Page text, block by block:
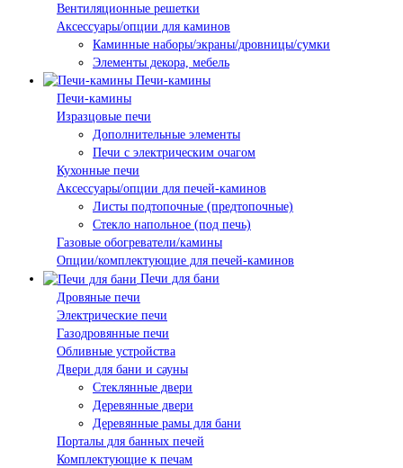
Вентиляционные решетки
Аксессуары/опции для каминов
Каминные наборы/экраны/дровницы/сумки
Элементы декора, мебель
Печи-камины
Печи-камины
Изразцовые печи
Дополнительные элементы
Печи с электрическим очагом
Кухонные печи
Аксессуары/опции для печей-каминов
Листы подтопочные (предтопочные)
Стекло напольное (под печь)
Газовые обогреватели/камины
Опции/комплектующие для печей-каминов
Печи для бани
Дровяные печи
Электрические печи
Газодровянные печи
Обливные устройства
Двери для бани и сауны
Стеклянные двери
Деревянные двери
Деревянные рамы для бани
Порталы для банных печей
Комплектующие к печам